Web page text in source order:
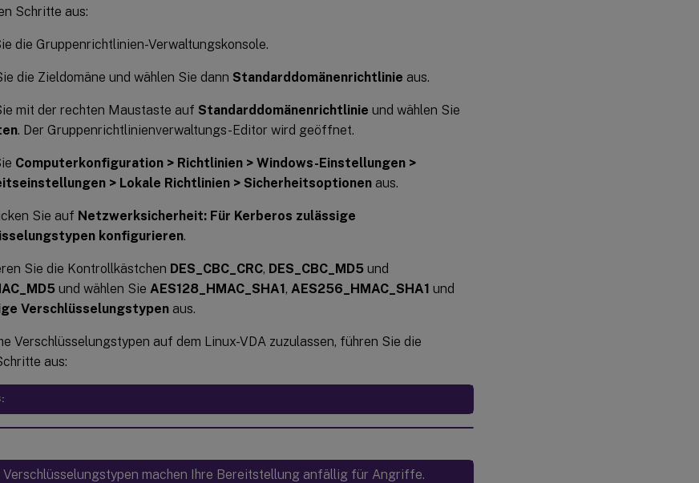
Schritte aus:
die Gruppenrichtlinien-Verwaltungskonsole.
die Zieldomäne und wählen Sie dann Standarddomänenrichtlinie aus.
mit der rechten Maustaste auf Standarddomänenrichtlinie und wählen Sie
. Der Gruppenrichtlinienverwaltungs-Editor wird geöffnet.
Computerkonfiguration > Richtlinien > Windows-Einstellungen >
> Lokale Richtlinien > Sicherheitsoptionen aus.
Sie auf Netzwerksicherheit: Für Kerberos zulässige
konfigurieren.
Sie die Kontrollkästchen DES_CBC_CRC, DES_CBC_MD5 und
und wählen Sie AES128_HMAC_SHA1, AES256_HMAC_SHA1 und
Verschlüsselungstypen aus.
Verschlüsselungstypen auf dem Linux-VDA zuzulassen, führen Sie die
aus:
Verschlüsselungstypen machen Ihre Bereitstellung anfällig für Angriffe.